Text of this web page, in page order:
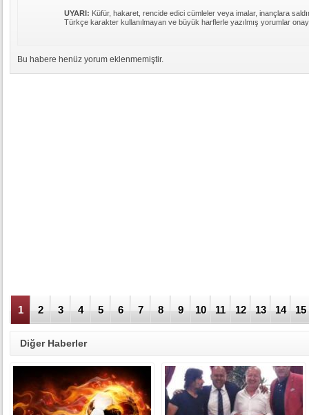
UYARI: Küfür, hakaret, rencide edici cümleler veya imalar, inançlara
Türkçe karakter kullanılmayan ve büyük harflerle yazılmış yorumlar
Bu habere henüz yorum eklenmemiştir.
1 2 3 4 5 6 7 8 9 10 11 12 13 14 15
Diğer Haberler